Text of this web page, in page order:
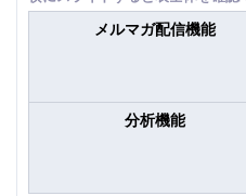
メルマガ配信機能
分析機能